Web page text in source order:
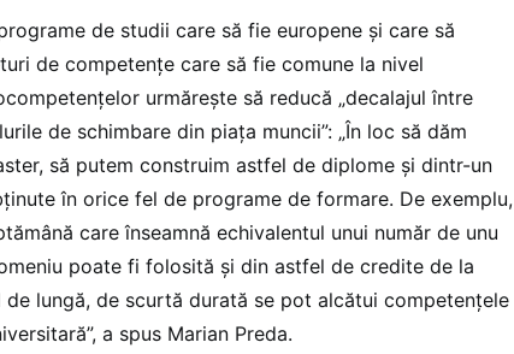
de studii care să fie europene și care să
de competențe care să fie comune la nivel
urmărește să reducă „decalajul între
de schimbare din piața muncii”: „În loc să dăm
să putem construim astfel de diplome și dintr-un
în orice fel de programe de formare. De exemplu,
care înseamnă echivalentul unui număr de unu
poate fi folosită și din astfel de credite de la
de lungă, de scurtă durată se pot alcătui competențele
a spus Marian Preda.